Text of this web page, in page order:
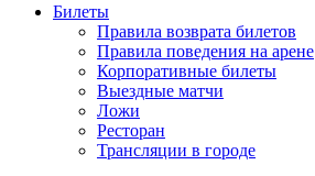
Билеты
Правила возврата билетов
Правила поведения на арене
Корпоративные билеты
Выездные матчи
Ложи
Ресторан
Трансляции в городе